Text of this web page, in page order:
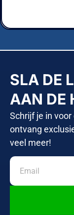
SLA DE
AAN DE
Schrijf je in
ontvang
veel meer!